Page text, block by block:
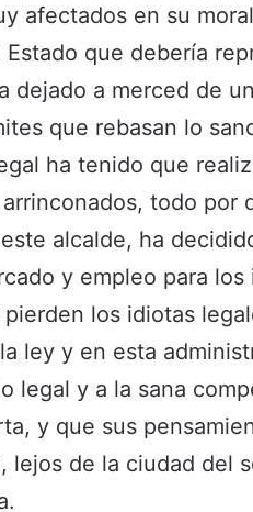
afectados en su
que debería
dejado a merced de
que rebasan lo
ha tenido que
todo por
alcalde, ha
y empleo para
los idiotas
ley y en esta
legal y a la sana
y que sus
lejos de la ciudad del